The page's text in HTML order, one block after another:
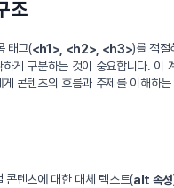
조
태그(<h1>, <h2>, <h3>)를 적절
게 구분하는 것이 중요합니다. 이
콘텐츠의 흐름과 주제를 이해하
콘텐츠에 대한 대체 텍스트(alt 속성